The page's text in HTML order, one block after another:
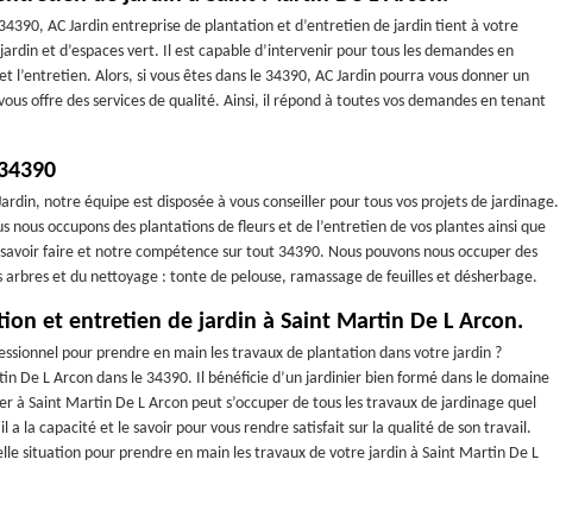
AC Jardin entreprise de plantation et d’entretien de jardin tient à votre
et d’espaces vert. Il est capable d’intervenir pour tous les demandes en
Alors, si vous êtes dans le 34390, AC Jardin pourra vous donner un
offre des services de qualité. Ainsi, il répond à toutes vos demandes en tenant
notre équipe est disposée à vous conseiller pour tous vos projets de jardinage.
nous occupons des plantations de fleurs et de l’entretien de vos plantes ainsi que
faire et notre compétence sur tout 34390. Nous pouvons nous occuper des
et du nettoyage : tonte de pelouse, ramassage de feuilles et désherbage.
et entretien de jardin à Saint Martin De L Arcon.
pour prendre en main les travaux de plantation dans votre jardin ?
De L Arcon dans le 34390. Il bénéficie d’un jardinier bien formé dans le domaine
à Saint Martin De L Arcon peut s’occuper de tous les travaux de jardinage quel
a la capacité et le savoir pour vous rendre satisfait sur la qualité de son travail.
situation pour prendre en main les travaux de votre jardin à Saint Martin De L